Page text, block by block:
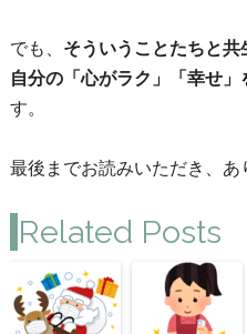
でも、 そういうことたちと共
自分の「心がラク」「幸せ
す。
最後までお読みいただき、あ
Related Posts